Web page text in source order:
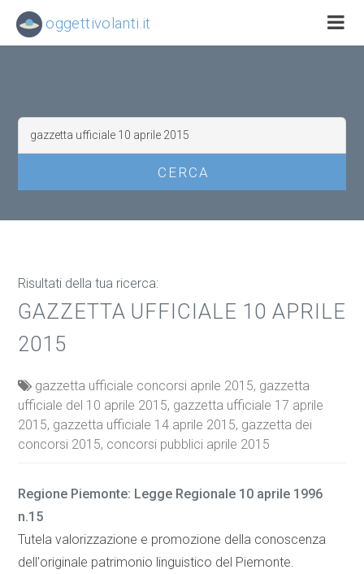
Risultati della tua ricerca:
GAZZETTA UFFICIALE 10 APRILE
2015
gazzetta ufficiale concorsi aprile 2015, gazzetta
ufficiale del 10 aprile 2015, gazzetta ufficiale 17 aprile
2015, gazzetta ufficiale 14 aprile 2015, gazzetta dei
concorsi 2015, concorsi pubblici aprile 2015
Regione Piemonte: Legge Regionale 10 aprile 1996
n.15
Tutela valorizzazione e promozione della conoscenza
dell'originale patrimonio linguistico del Piemonte.
oggettivolanti.it